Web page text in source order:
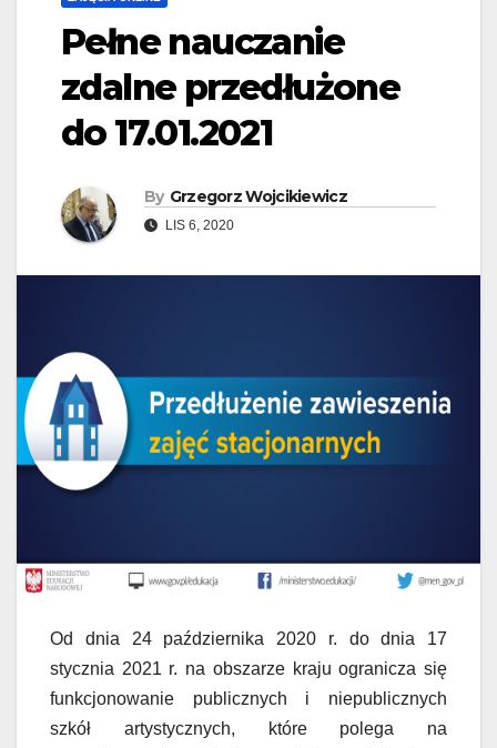
Pełne nauczanie
zdalne przedłużone
do 17.01.2021
By Grzegorz Wojcikiewicz
LIS 6, 2020
Od dnia 24 października 2020 r. do dnia 17
stycznia 2021 r. na obszarze kraju ogranicza się
funkcjonowanie publicznych i niepublicznych
szkół artystycznych, które polega na